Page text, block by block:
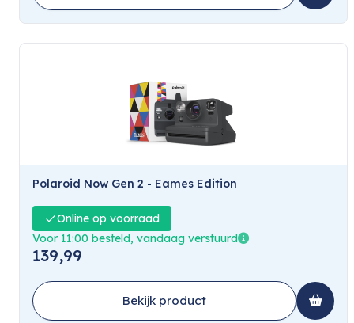
Polaroid Now Gen 2 - Eames Edition
Online op voorraad
Voor 11:00 besteld, vandaag verstuurd
139,99
Bekijk product